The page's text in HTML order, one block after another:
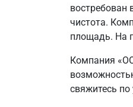
востребован
чистота.
площадь. На
Компания
свяжитесь